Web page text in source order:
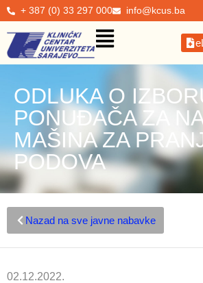
+ 387 (0) 33 297 000 info@kcus.ba
ODLUKA O
PONUĐAČA ZA
MAŠINA ZA
PODOVA
Nazad na sve javne nabavke
02.12.2022.